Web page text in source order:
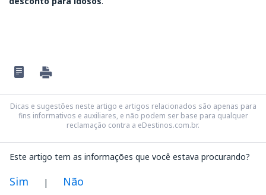
Dicas e sugestões neste artigo e artigos relacionados são apenas para
fins informativos e auxiliares, e não podem ser base para qualquer
reclamação contra a eDestinos.com.br.
Este artigo tem as informações que você estava procurando?
Sim | Não